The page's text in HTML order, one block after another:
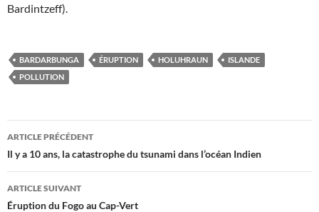
Bardintzeff).
BARDARBUNGA ÉRUPTION HOLUHRAUN
ISLANDE
POLLUTION
Navigation
des
articles
ARTICLE PRÉCÉDENT
Il y a 10 ans, la catastrophe du tsunami dans l’océan Indien
ARTICLE SUIVANT
Éruption du Fogo au Cap-Vert